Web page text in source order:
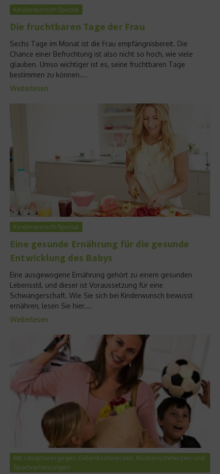
Kinderwunsch-Special
Die fruchtbaren Tage der Frau
Sechs Tage im Monat ist die Frau empfängnisbereit. Die
Chance einer Befruchtung ist also nicht so hoch, wie viele
glauben. Umso wichtiger ist es, seine fruchtbaren Tage
bestimmen zu können....
Weiterlesen
Kinderwunsch-Special
Eine gesunde Ernährung für die gesunde
Entwicklung des Babys
Eine ausgewogene Ernährung gehört zu einem gesunden
Lebensstil, und dieser ist Voraussetzung für eine
Schwangerschaft. Wie Sie sich bei Kinderwunsch bewusst
ernähren, lesen Sie hier....
Weiterlesen
Mit ratiopharm gegen Gelenkschmerzen, Rückenschmerzen und
Sportverletzungen